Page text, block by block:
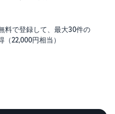
料で登録して、最大30件の
22,000円相当）